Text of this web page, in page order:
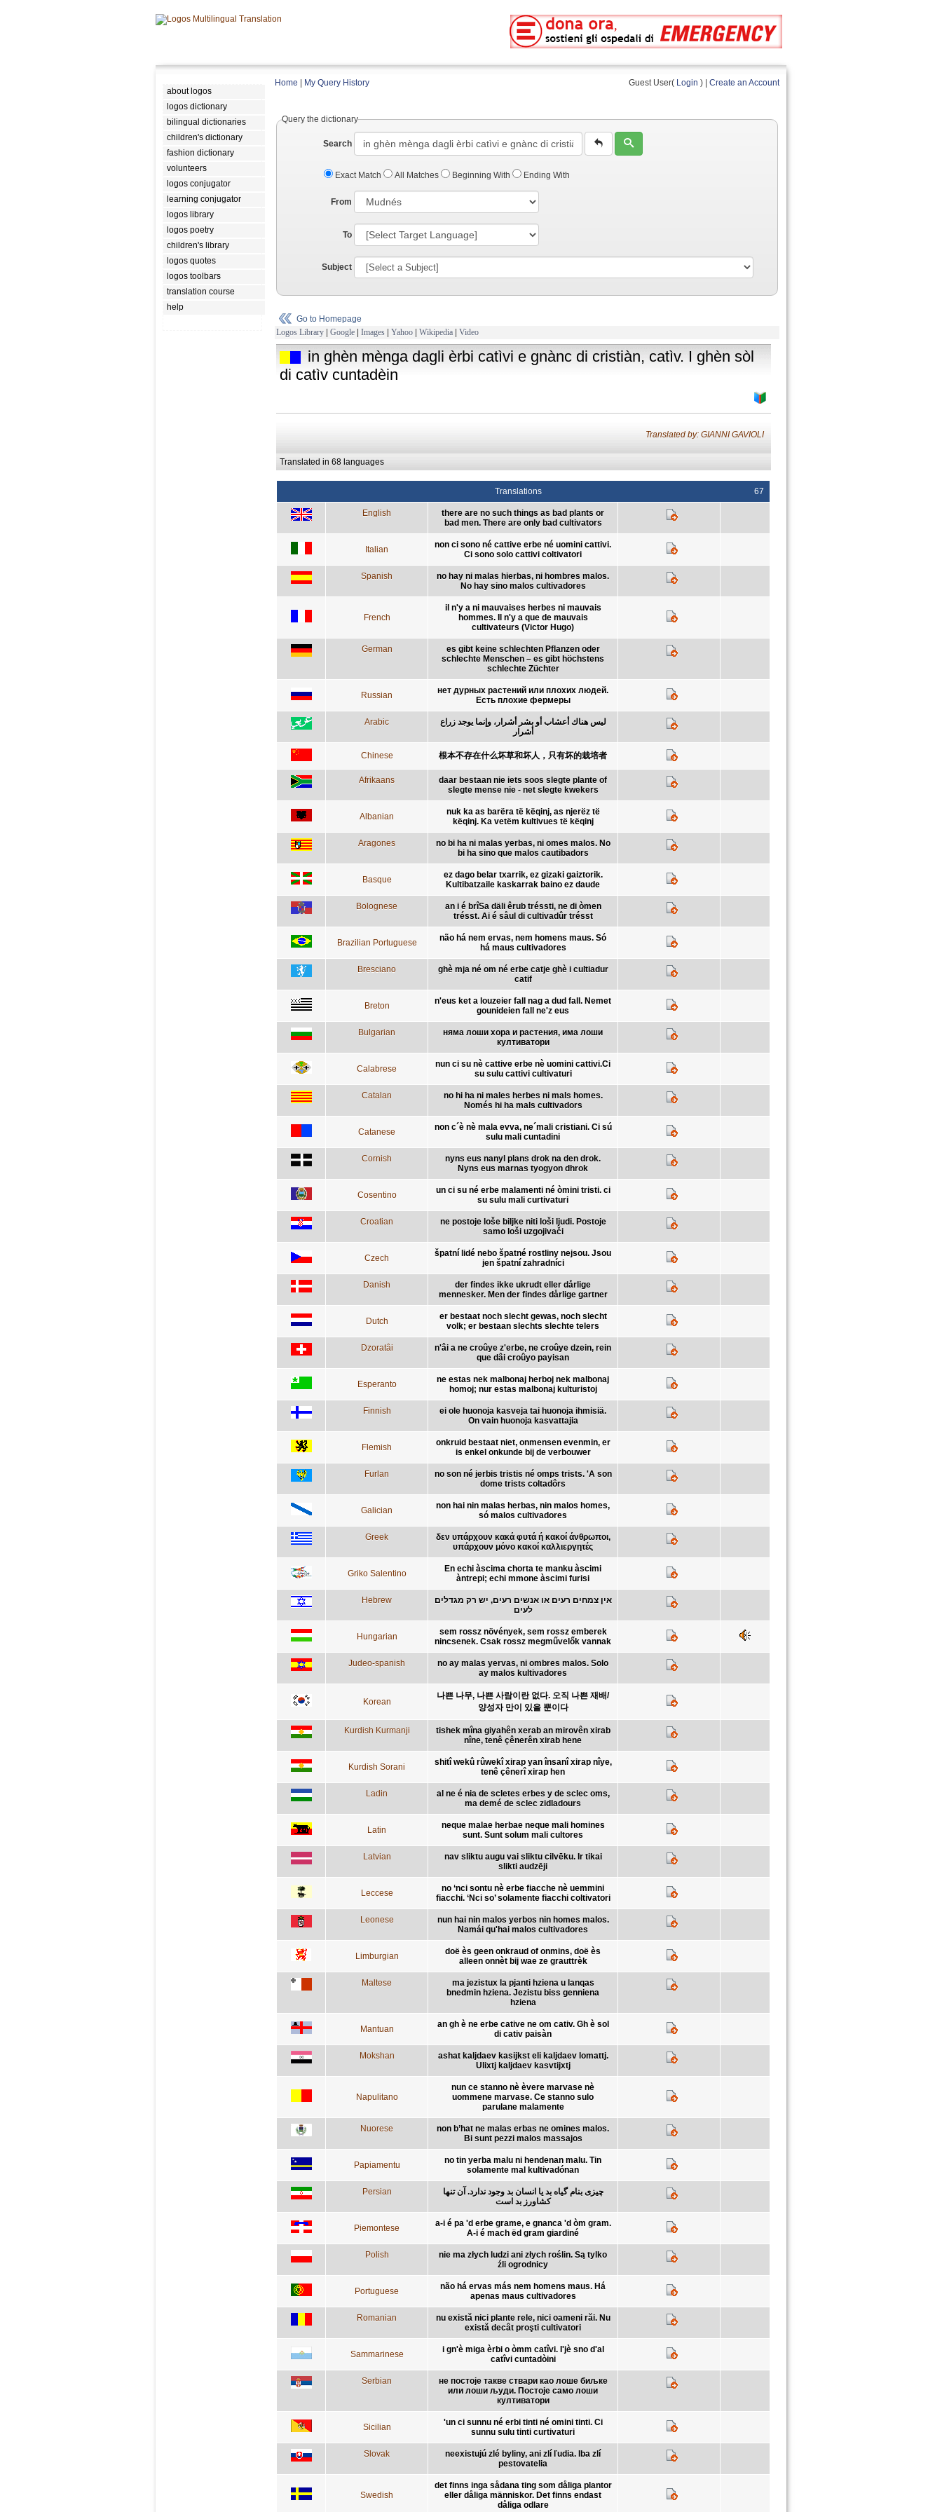
about logos
logos dictionary
bilingual dictionaries
children's dictionary
fashion dictionary
volunteers
logos conjugator
learning conjugator
logos library
logos poetry
children's library
logos quotes
logos toolbars
translation course
help
Home My Query History Guest User( Login ) | Create an Account
Query the dictionary
Search
Exact Match All Matches Beginning With Ending With
From
To
Subject
Go to Homepage
Logos Library | Google | Images | Yahoo | Wikipedia | Video
in ghèn mènga dagli èrbi catìvi e gnànc di cristiàn, catìv. I ghèn sòl
di catìv cuntadèin
Translated by: GIANNI GAVIOLI
Translated in 68 languages
Translations 67
English
there are no such things as bad plants or
bad men. There are only bad cultivators
Italian
non ci sono né cattive erbe né uomini cattivi.
Ci sono solo cattivi coltivatori
Spanish
no hay ni malas hierbas, ni hombres malos.
No hay sino malos cultivadores
French
il n'y a ni mauvaises herbes ni mauvais
hommes. Il n'y a que de mauvais
cultivateurs (Victor Hugo)
German
es gibt keine schlechten Pflanzen oder
schlechte Menschen – es gibt höchstens
schlechte Züchter
Russian
нет дурных растений или плохих людей.
Есть плохие фермеры
Arabic
ليس هناك أعشاب أو بشر أشرار، وإنما يوجد زراع
أشرار
Chinese 根本不存在什么坏草和坏人，只有坏的栽培者
Afrikaans
daar bestaan nie iets soos slegte plante of
slegte mense nie - net slegte kwekers
Albanian
nuk ka as barëra të këqinj, as njerëz të
këqinj. Ka vetëm kultivues të këqinj
Aragones
no bi ha ni malas yerbas, ni omes malos. No
bi ha sino que malos cautibadors
Basque
ez dago belar txarrik, ez gizaki gaiztorik.
Kultibatzaile kaskarrak baino ez daude
Bolognese
an i é brîSa däli êrub tréssti, ne di òmen
trésst. Ai é såul di cultivadûr trésst
Brazilian Portuguese
não há nem ervas, nem homens maus. Só
há maus cultivadores
Bresciano
ghè mja né om né erbe catje ghè i cultiadur
catif
Breton
n'eus ket a louzeier fall nag a dud fall. Nemet
gounideien fall ne'z eus
Bulgarian
няма лоши хора и растения, има лоши
култиватори
Calabrese
nun ci su nè cattive erbe nè uomini cattivi.Ci
su sulu cattivi cultivaturi
Catalan
no hi ha ni males herbes ni mals homes.
Només hi ha mals cultivadors
Catanese
non c´è nè mala evva, ne´mali cristiani. Ci sú
sulu mali cuntadini
Cornish
nyns eus nanyl plans drok na den drok.
Nyns eus marnas tyogyon dhrok
Cosentino
un ci su né erbe malamenti né òmini tristi. ci
su sulu mali curtivaturi
Croatian
ne postoje loše biljke niti loši ljudi. Postoje
samo loši uzgojivači
Czech
špatní lidé nebo špatné rostliny nejsou. Jsou
jen špatní zahradníci
Danish
der findes ikke ukrudt eller dårlige
mennesker. Men der findes dårlige gartner
Dutch
er bestaat noch slecht gewas, noch slecht
volk; er bestaan slechts slechte telers
Dzoratâi
n'âi a ne croûye z'erbe, ne croûye dzein, rein
que dâi croûyo payisan
Esperanto
ne estas nek malbonaj herboj nek malbonaj
homoj; nur estas malbonaj kulturistoj
Finnish
ei ole huonoja kasveja tai huonoja ihmisiä.
On vain huonoja kasvattajia
Flemish
onkruid bestaat niet, onmensen evenmin, er
is enkel onkunde bij de verbouwer
Furlan
no son né jerbis tristis né omps trists. 'A son
dome trists coltadôrs
Galician
non hai nin malas herbas, nin malos homes,
só malos cultivadores
Greek
δεν υπάρχουν κακά φυτά ή κακοί άνθρωποι,
υπάρχουν μόνο κακοί καλλιεργητές
Griko Salentino
En echi àscima chorta te manku àscimi
àntrepi; echi mmone àscimi furisi
Hebrew
אין צמחים רעים או אנשים רעים, יש רק מגדלים
לעים
Hungarian
sem rossz növények, sem rossz emberek
nincsenek. Csak rossz megművelők vannak
Judeo-spanish
no ay malas yervas, ni ombres malos. Solo
ay malos kultivadores
Korean
나쁜 나무, 나쁜 사람이란 없다. 오직 나쁜 재배/
양성자 만이 있을 뿐이다
Kurdish Kurmanji
tishek mîna giyahên xerab an mirovên xirab
nîne, tenê çênerên xirab hene
Kurdish Sorani
shitî wekû rûwekî xirap yan însanî xirap nîye,
tenê çênerî xirap hen
Ladin
al ne é nia de scletes erbes y de sclec oms,
ma demé de sclec zidladours
Latin
neque malae herbae neque mali homines
sunt. Sunt solum mali cultores
Latvian
nav sliktu augu vai sliktu cilvēku. Ir tikai
slikti audzēji
Leccese
no ‘nci sontu nè erbe fiacche nè uemmini
fiacchi. ‘Nci so’ solamente fiacchi coltivatori
Leonese
nun hai nin malos yerbos nin homes malos.
Namái qu'hai malos cultivadores
Limburgian
doë ès geen onkraud of onmins, doë ès
alleen onnèt bij wae ze grauttrèk
Maltese
ma jezistux la pjanti hziena u lanqas
bnedmin hziena. Jezistu biss genniena
hziena
Mantuan
an gh è ne erbe cative ne om cativ. Gh è sol
di cativ paisàn
Mokshan
ashat kaljdaev kasijkst eli kaljdaev lomattj.
Ulixtj kaljdaev kasvtijxtj
Napulitano
nun ce stanno nè èvere marvase nè
uommene marvase. Ce stanno sulo
parulane malamente
Nuorese
non b’hat ne malas erbas ne omines malos.
Bi sunt pezzi malos massajos
Papiamentu
no tin yerba malu ni hendenan malu. Tin
solamente mal kultivadónan
Persian
چیزی بنام گیاه بد یا انسان بد وجود ندارد. آن تنها
کشاورز بد است
Piemontese
a-i é pa 'd erbe grame, e gnanca 'd òm gram.
A-i é mach ëd gram giardiné
Polish
nie ma złych ludzi ani złych roślin. Są tylko
źli ogrodnicy
Portuguese
não há ervas más nem homens maus. Há
apenas maus cultivadores
Romanian
nu există nici plante rele, nici oameni răi. Nu
există decât proşti cultivatori
Sammarinese
i gn'è miga èrbi o òmm catîvi. I'jè sno d'al
catîvi cuntadòini
Serbian
не постоје такве ствари као лоше биљке
или лоши људи. Постоје само лоши
култиватори
Sicilian
'un ci sunnu né erbi tinti né omini tinti. Ci
sunnu sulu tinti curtivaturi
Slovak
neexistujú zlé byliny, ani zlí ľudia. Iba zlí
pestovatelia
Swedish
det finns inga sådana ting som dåliga plantor
eller dåliga människor. Det finns endast
dåliga odlare